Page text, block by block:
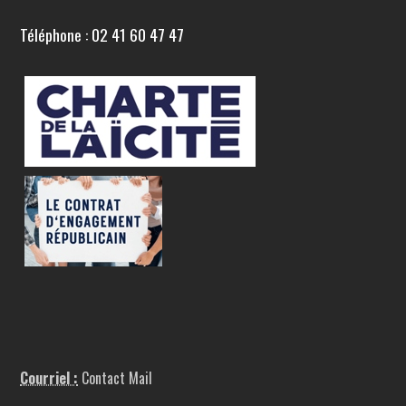
Téléphone : 02 41 60 47 47
Courriel : Contact Mail